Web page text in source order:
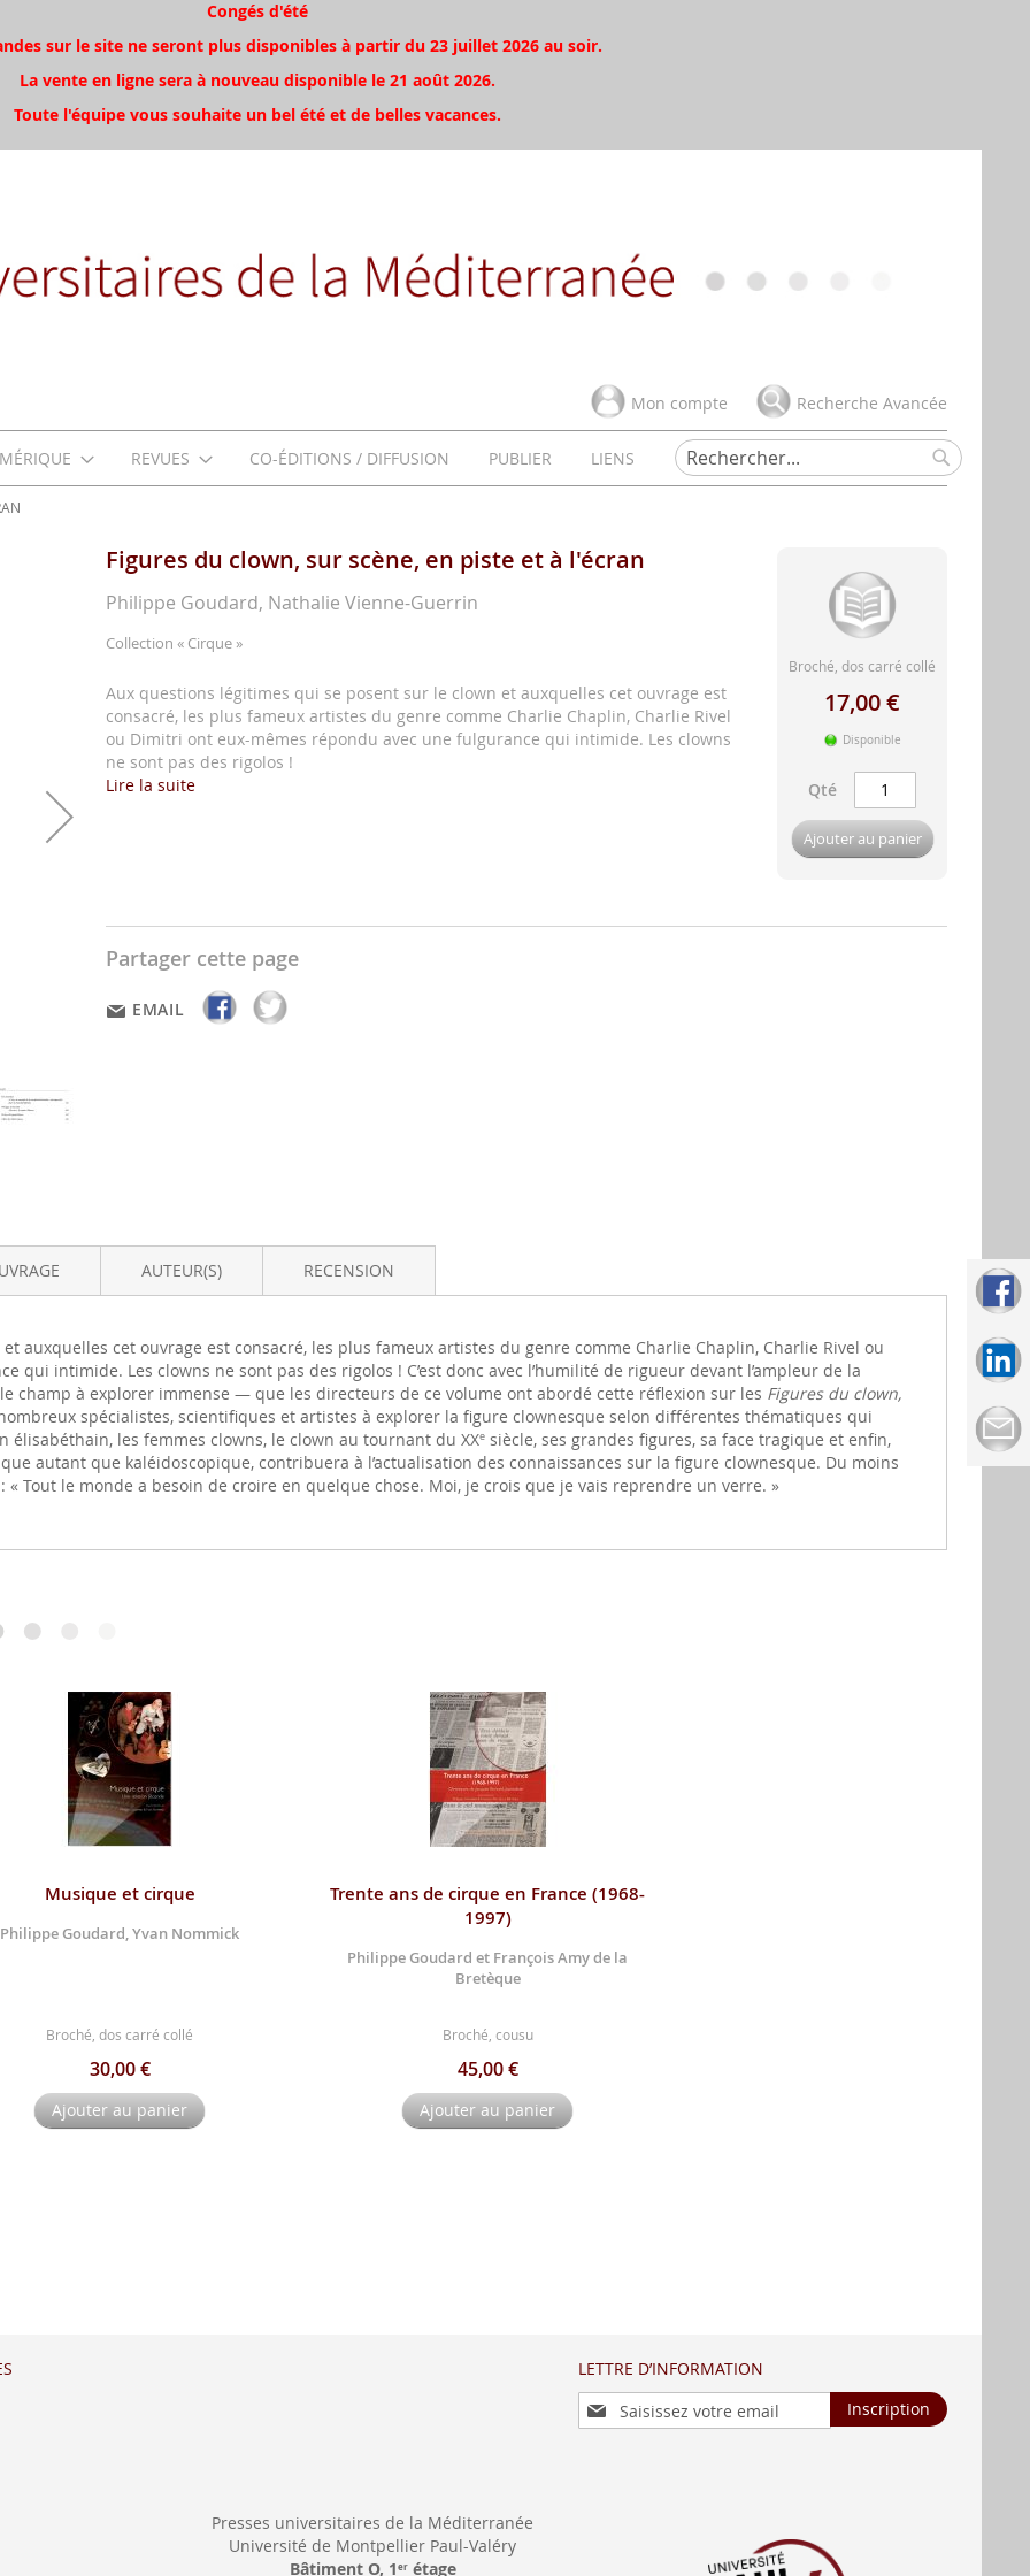
Congés d'été
sur le site ne seront plus disponibles à partir du 23 juillet 2026 au soir.
La vente en ligne sera à nouveau disponible le 21 août 2026.
Toute l'équipe vous souhaite un bel été et de belles vacances.
Mon compte Recherche Avancée
REVUES CO-ÉDITIONS / DIFFUSION PUBLIER
LIENS
Rechercher
Rechercher
Figures du clown, sur scène, en piste et à l'écran
Philippe Goudard, Nathalie Vienne-Guerrin
Collection « Cirque »
Aux questions légitimes qui se posent sur le clown et auxquelles cet ouvrage est
consacré, les plus fameux artistes du genre comme Charlie Chaplin, Charlie Rivel
ou Dimitri ont eux-mêmes répondu avec une fulgurance qui intimide. Les clowns
ne sont pas des rigolos !
Lire la suite
Broché, dos carré collé
17,00 €
Disponible
Qté
Ajouter au panier
Partager cette page
EMAIL
auxquelles cet ouvrage est consacré, les plus fameux artistes du genre comme Charlie Chaplin, Charlie Rivel ou
qui intimide. Les clowns ne sont pas des rigolos ! C’est donc avec l’humilité de rigueur devant l’ampleur de la
champ à explorer immense — que les directeurs de ce volume ont abordé cette réflexion sur les Figures du clown,
nombreux spécialistes, scientifiques et artistes à explorer la figure clownesque selon différentes thématiques qui
les femmes clowns, le clown au tournant du XXe siècle, ses grandes figures, sa face tragique et enfin,
autant que kaléidoscopique, contribuera à l’actualisation des connaissances sur la figure clownesque. Du moins
« Tout le monde a besoin de croire en quelque chose. Moi, je crois que je vais reprendre un verre. »
AUTEUR(S) RECENSION
Musique et cirque
Philippe Goudard, Yvan Nommick
Broché, dos carré collé
30,00 €
Ajouter au panier
Trente ans de cirque en France (1968-
1997)
Philippe Goudard et François Amy de la
Bretèque
Broché, cousu
45,00 €
Ajouter au panier
LETTRE D’INFORMATION
Inscription
à
Inscription
Presses universitaires de la Méditerranée
Université de Montpellier Paul-Valéry
Bâtiment O, 1 erétage